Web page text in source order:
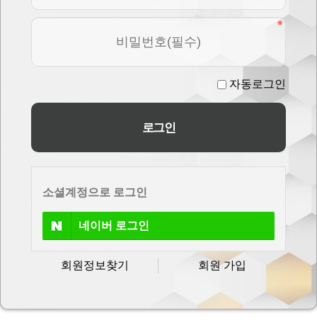
자동로그인
소셜계정으로 로그인
네이버 로그인
회원정보찾기 회원 가입